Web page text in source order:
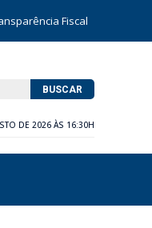
Fiscal
BUSCAR
DE 2026 ÀS 16:30H